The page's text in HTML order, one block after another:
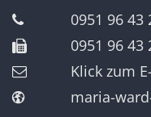
0951 96 43
0951 96 43
Klick zum
maria-